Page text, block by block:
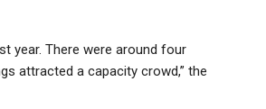
year. There were around four
attracted a capacity crowd,” the